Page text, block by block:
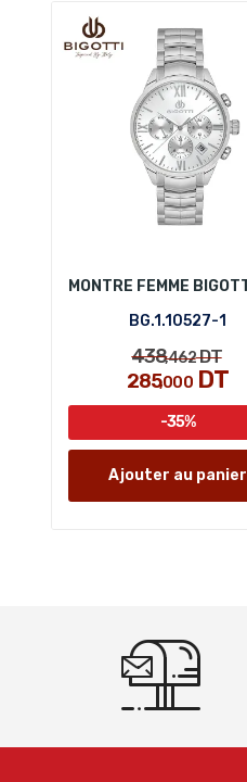
BG.1.10527-1
438,462DT
285,000DT
-35%
Ajouter au panier